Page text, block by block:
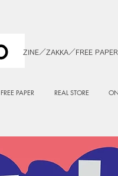
ZINE／ZAKKA／FREE
FREE PAPER REAL STORE